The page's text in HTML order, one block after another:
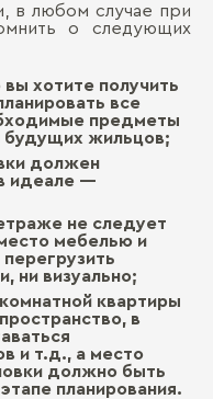
в любом случае при
о следующих
хотите получить
все
предметы
будущих жильцов;
должен
идеале ―
не следует
мебелью и
ни визуально;
квартиры
в
и т.д., а место
должно быть
планирования.